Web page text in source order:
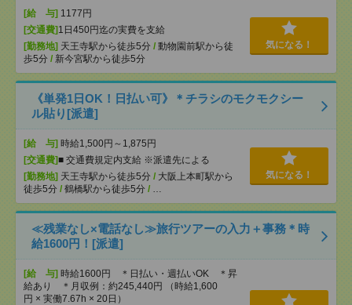
[給 与] 1177円
[交通費] 1日450円迄の実費を支給
[勤務地] 天王寺駅から徒歩5分 / 動物園前駅から徒
歩5分 / 新今宮駅から徒歩5分
気になる！
《単発1日OK！日払い可》＊チラシのモクモクシー
ル貼り[派遣]
[給 与] 時給1,500円～1,875円
[交通費]■ 交通費規定内支給 ※派遣先による
[勤務地] 天王寺駅から徒歩5分 / 大阪上本町駅から
徒歩5分 / 鶴橋駅から徒歩5分 / …
気になる！
≪残業なし×電話なし≫旅行ツアーの入力＋事務＊時
給1600円！[派遣]
[給 与] 時給1600円 ＊日払い・週払いOK ＊昇
給あり ＊月収例：約245,440円 （時給1,600
円 × 実働7.67h × 20日）